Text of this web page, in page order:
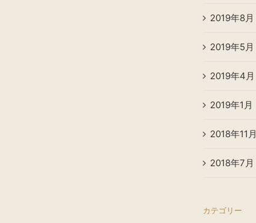
2019年8月
2019年5月
2019年4月
2019年1月
2018年11月
2018年7月
カテゴリー